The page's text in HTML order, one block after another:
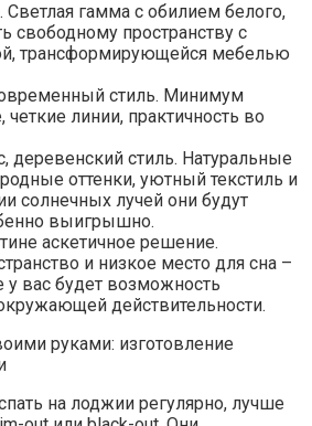
Светлая гамма с обилием белого,
свободному пространству с
трансформирующейся мебелью
стиль. Минимум
четкие линии, практичность во
деревенский стиль. Натуральные
оттенки, уютный текстиль и
солнечных лучей они будут
выигрышно.
аскетичное решение.
и низкое место для сна –
у вас будет возможность
действительности.
на лоджии регулярно, лучше